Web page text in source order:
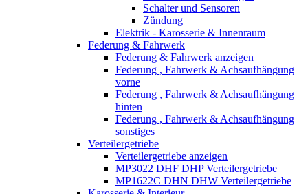
Schalter und Sensoren
Zündung
Elektrik - Karosserie & Innenraum
Federung & Fahrwerk
Federung & Fahrwerk anzeigen
Federung , Fahrwerk & Achsaufhängung
vorne
Federung , Fahrwerk & Achsaufhängung
hinten
Federung , Fahrwerk & Achsaufhängung
sonstiges
Verteilergetriebe
Verteilergetriebe anzeigen
MP3022 DHF DHP Verteilergetriebe
MP1622C DHN DHW Verteilergetriebe